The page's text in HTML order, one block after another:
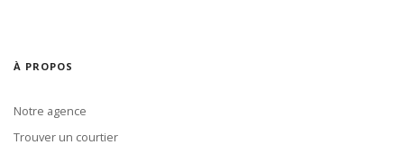
À PROPOS
Notre agence
Trouver un courtier